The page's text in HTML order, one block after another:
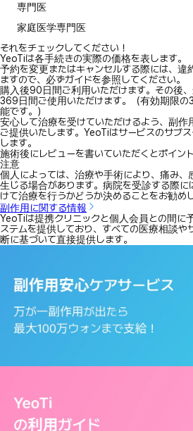
専門医
家庭医学専門医
それをチェックしてください！
YeoTiは各手続きの実際の価格を表します。
予約を変更またはキャンセルする際には、違
ますので、必ずガイドを参照してください。
購入後90日間ご利用いただけます。その後
369日間ご使用いただけます。（有効期限
能です。）
安心して治療を受けていただけるよう、副作
ご提供いたします。YeoTiはサービスのサブ
します。
施術後にレビューを書いていただくとポイン
注意
個人によっては、治療や手術により、痛み
生じる場合があります。病院を受診する際
けて治療を行うかどうか決めることをお勧めし
副作用に関する情報
YeoTiは提携クリニックと個人会員との間に
ステムを提供しており、すべての医療相談や
断に基づいて直接提供します。